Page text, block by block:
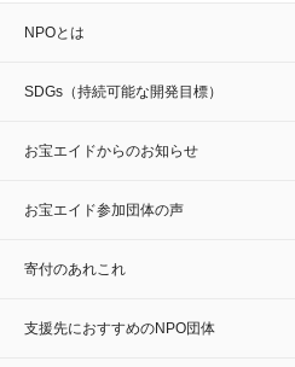
NPOとは
SDGs（持続可能な開発目標）
お宝エイドからのお知らせ
お宝エイド参加団体の声
寄付のあれこれ
支援先におすすめのNPO団体